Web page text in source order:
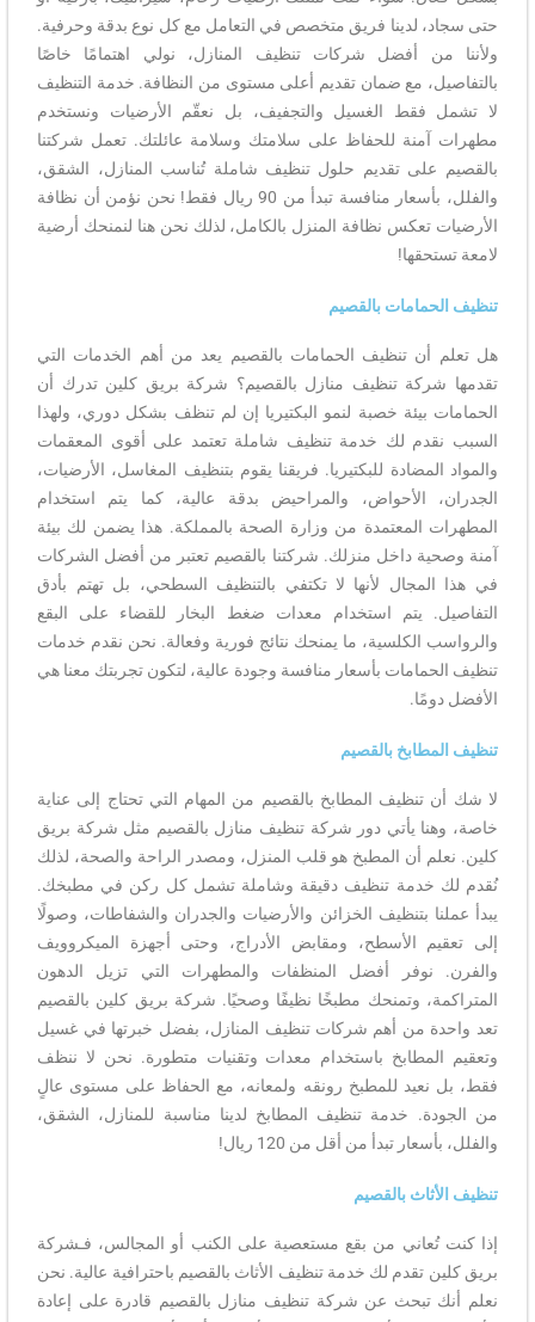
حتى سجاد، لدينا فريق متخصص في التعامل مع كل نوع بدقة وحرفية.
ولأننا من أفضل شركات تنظيف المنازل، نولي اهتمامًا خاصًا
بالتفاصيل، مع ضمان تقديم أعلى مستوى من النظافة. خدمة التنظيف
لا تشمل فقط الغسيل والتجفيف، بل نعقّم الأرضيات ونستخدم
مطهرات آمنة للحفاظ على سلامتك وسلامة عائلتك. تعمل شركتنا
بالقصيم على تقديم حلول تنظيف شاملة تُناسب المنازل، الشقق،
والفلل، بأسعار منافسة تبدأ من 90 ريال فقط! نحن نؤمن أن نظافة
الأرضيات تعكس نظافة المنزل بالكامل، لذلك نحن هنا لنمنحك أرضية
لامعة تستحقها!
تنظيف الحمامات بالقصيم
هل تعلم أن تنظيف الحمامات بالقصيم يعد من أهم الخدمات التي
تقدمها شركة تنظيف منازل بالقصيم؟ شركة بريق كلين تدرك أن
الحمامات بيئة خصبة لنمو البكتيريا إن لم تنظف بشكل دوري، ولهذا
السبب نقدم لك خدمة تنظيف شاملة تعتمد على أقوى المعقمات
والمواد المضادة للبكتيريا. فريقنا يقوم بتنظيف المغاسل، الأرضيات،
الجدران، الأحواض، والمراحيض بدقة عالية، كما يتم استخدام
المطهرات المعتمدة من وزارة الصحة بالمملكة. هذا يضمن لك بيئة
آمنة وصحية داخل منزلك. شركتنا بالقصيم تعتبر من أفضل الشركات
في هذا المجال لأنها لا تكتفي بالتنظيف السطحي، بل تهتم بأدق
التفاصيل. يتم استخدام معدات ضغط البخار للقضاء على البقع
والرواسب الكلسية، ما يمنحك نتائج فورية وفعالة. نحن نقدم خدمات
تنظيف الحمامات بأسعار منافسة وجودة عالية، لتكون تجربتك معنا هي
الأفضل دومًا.
تنظيف المطابخ بالقصيم
لا شك أن تنظيف المطابخ بالقصيم من المهام التي تحتاج إلى عناية
خاصة، وهنا يأتي دور شركة تنظيف منازل بالقصيم مثل شركة بريق
كلين. نعلم أن المطبخ هو قلب المنزل، ومصدر الراحة والصحة، لذلك
نُقدم لك خدمة تنظيف دقيقة وشاملة تشمل كل ركن في مطبخك.
يبدأ عملنا بتنظيف الخزائن والأرضيات والجدران والشفاطات، وصولًا
إلى تعقيم الأسطح، ومقابض الأدراج، وحتى أجهزة الميكروويف
والفرن. نوفر أفضل المنظفات والمطهرات التي تزيل الدهون
المتراكمة، وتمنحك مطبخًا نظيفًا وصحيًا. شركة بريق كلين بالقصيم
تعد واحدة من أهم شركات تنظيف المنازل، بفضل خبرتها في غسيل
وتعقيم المطابخ باستخدام معدات وتقنيات متطورة. نحن لا ننظف
فقط، بل نعيد للمطبخ رونقه ولمعانه، مع الحفاظ على مستوى عالٍ
من الجودة. خدمة تنظيف المطابخ لدينا مناسبة للمنازل، الشقق،
والفلل، بأسعار تبدأ من أقل من 120 ريال!
تنظيف الأثاث بالقصيم
إذا كنت تُعاني من بقع مستعصية على الكنب أو المجالس، فـشركة
بريق كلين تقدم لك خدمة تنظيف الأثاث بالقصيم باحترافية عالية. نحن
نعلم أنك تبحث عن شركة تنظيف منازل بالقصيم قادرة على إعادة